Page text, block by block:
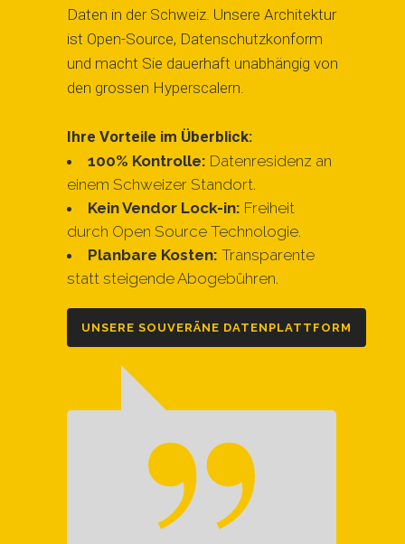
Daten in der Schweiz. Unsere Architektur
ist Open-Source, Datenschutzkonform
und macht Sie dauerhaft unabhängig von
den grossen Hyperscalern.
Ihre Vorteile im Überblick:
100% Kontrolle: Datenresidenz an
einem Schweizer Standort.
Kein Vendor Lock-in: Freiheit
durch Open Source Technologie.
Planbare Kosten: Transparente
statt steigende Abogebühren.
UNSERE SOUVERÄNE DATENPLATTFORM